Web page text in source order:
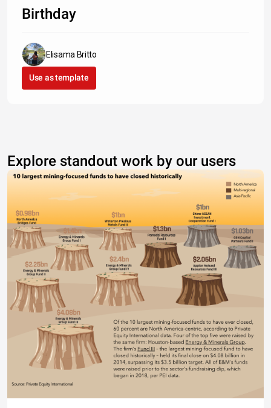
Birthday
Elisama Britto
Use as template
Explore standout work by our users